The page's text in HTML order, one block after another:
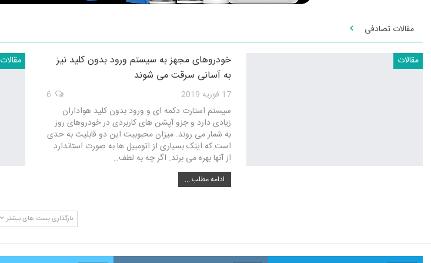
مقالات تصادفی
مقالات
خودروهای مجهز به سیستم ورود بدون کلید نیز
به آسانی سرقت می شوند
17 فوریه 2019
سیستم استارت دکمه ای و ورود بدون کلید هواداران
زیادی دارد و جزو آپشن های کاربردی در خودروهای روز
به شمار می روند. میزان محبوبیت این دو قابلیت به حدی
است که اینک بسیاری از اتومبیل ها به صورت استاندارد
از آنها بهره می برند. اگر چه به لطف…
ادامه مطلب ...
مقالات
بارگذاری پست های بیشتر